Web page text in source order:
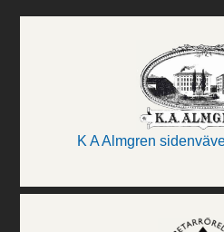
K A Almgren